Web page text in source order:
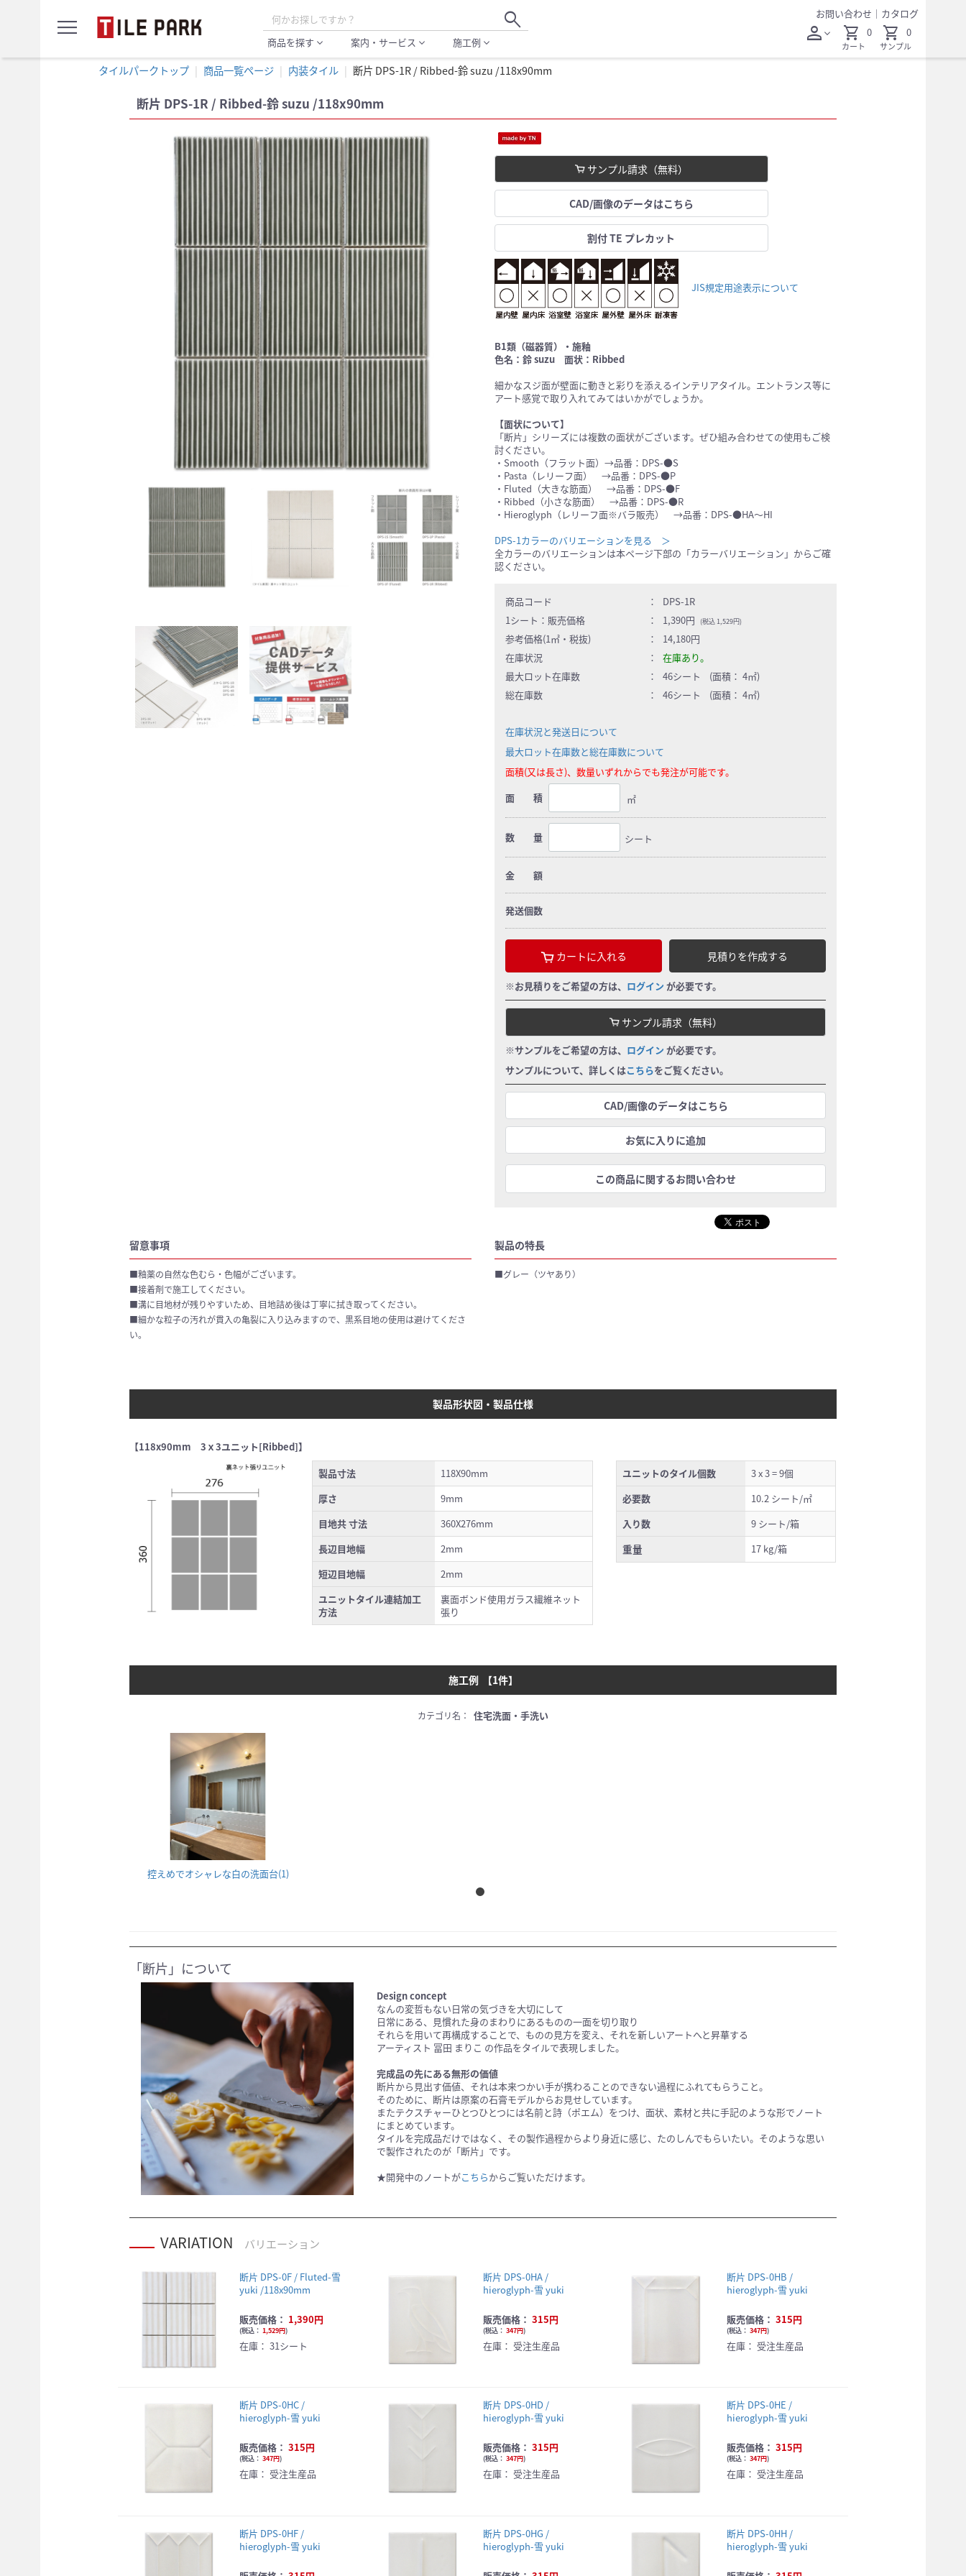
menu search
商品を探す expand_more 案内・サービス expand_more 施工例 expand_more
お問い合わせ ｜ カタログ
personexpand_more shopping_cart
カート
0 shopping_cart
サンプル
0
ン
プ
カ
タイルパークトップ 商品一覧ページ 内装タイル 断片 DPS-1R / Ribbed-鈴 suzu /118x90mm
断片 DPS-1R / Ribbed-鈴 suzu /118x90mm
サンプル請求（無料）
CAD/画像のデータはこちら
割付 TE プレカット
JIS規定用途表示について
B1類（磁器質）・施釉
色名：鈴 suzu 面状：Ribbed
細かなスジ面が壁面に動きと彩りを添えるインテリアタイル。エントランス等に
アート感覚で取り入れてみてはいかがでしょうか。
【面状について】
「断片」シリーズには複数の面状がございます。ぜひ組み合わせての使用もご検
討ください。
・Smooth（フラット面）→品番：DPS-●S
・Pasta（レリーフ面） →品番：DPS-●P
・Fluted（大きな筋面） →品番：DPS-●F
・Ribbed（小さな筋面） →品番：DPS-●R
・Hieroglyph（レリーフ面※バラ販売） →品番：DPS-●HA～HI
DPS-1カラーのバリエーションを見る ＞
全カラーのバリエーションは本ページ下部の「カラーバリエーション」からご確
認ください。
商品コード ：
DPS-1R
1シート： 販売価格 ： 1,390円 (税込 1,529円)
参考価格(1㎡・税抜) ：
14,180円
在庫状況
：
在庫あり。
最大ロット在庫数
：
46シート (面積： 4㎡)
総在庫数
： 46シート (面積： 4㎡)
在庫状況と発送日について
最大ロット在庫数と総在庫数について
面積(又は長さ)、数量いずれからでも発注が可能です。
面 積
㎡
数 量 シート
金 額
発送個数
カートに入れる 見積りを作成する
※お見積りをご希望の方は、 ログイン が必要です。
サンプル請求（無料）
※サンプルをご希望の方は、 ログイン が必要です。
サンプルについて、詳しくはこちらをご覧ください。
CAD/画像のデータはこちら
お気に入りに追加
この商品に関するお問い合わせ
留意事項
■釉薬の自然な色むら・色幅がございます。
■接着剤で施工してください。
■溝に目地材が残りやすいため、目地詰め後は丁寧に拭き取ってください。
■細かな粒子の汚れが貫入の亀裂に入り込みますので、黒系目地の使用は避けてくださ
い。
製品の特長
■グレー（ツヤあり）
製品形状図・製品仕様
【118x90mm 3ｘ3ユニット[Ribbed]】
製品寸法
118X90mm
厚さ
9mm
目地共 寸法
360X276mm
長辺目地幅
2mm
短辺目地幅
2mm
ユニットタイル連結加工
方法
裏面ボンド使用ガラス繊維ネット
張り
ユニットのタイル個数
3 x 3 = 9個
必要数
10.2 シート/㎡
入り数
9 シート/箱
重量 17 kg/箱
施工例 【1件】
カテゴリ名： 住宅洗面・手洗い
控えめでオシャレな白の洗面台(1)
「断片」について
Design concept
なんの変哲もない日常の気づきを大切にして
日常にある、見慣れた身のまわりにあるものの一面を切り取り
それらを用いて再構成することで、ものの見方を変え、それを新しいアートへと昇華する
アーティスト 冨田 まりこ の作品をタイルで表現しました。
完成品の先にある無形の価値
断片から見出す価値、それは本来つかい手が携わることのできない過程にふれてもらうこと。
そのために、断片は原案の石膏モデルからお見せしています。
またテクスチャーひとつひとつには名前と詩（ポエム）をつけ、面状、素材と共に手記のような形でノート
にまとめています。
タイルを完成品だけではなく、その製作過程からより身近に感じ、たのしんでもらいたい。そのような思い
で製作されたのが「断片」です。
★開発中のノートがこちらからご覧いただけます。
VARIATION バリエーション
断片 DPS-0F / Fluted-雪
yuki /118x90mm
販売価格： 1,390円
(税込：1,529円)
在庫：31シート
断片 DPS-0HA /
hieroglyph-雪 yuki
販売価格： 315円
(税込： 347円)
在庫： 受注生産品
断片 DPS-0HB /
hieroglyph-雪 yuki
販売価格： 315円
(税込： 347円)
在庫： 受注生産品
断片 DPS-0HC /
hieroglyph-雪 yuki
販売価格：315円
(税込：347円)
在庫： 受注生産品
断片 DPS-0HD /
hieroglyph-雪 yuki
販売価格： 315円
(税込： 347円)
在庫： 受注生産品
断片 DPS-0HE /
hieroglyph-雪 yuki
販売価格： 315円
(税込： 347円)
在庫： 受注生産品
断片 DPS-0HF /
hieroglyph-雪 yuki
断片 DPS-0HG /
hieroglyph-雪 yuki
断片 DPS-0HH /
hieroglyph-雪 yuki